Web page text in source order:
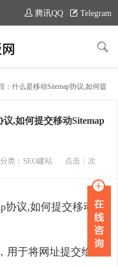
腾讯QQ Telegram
么是移动Sitemap协议,如何提交移动Sitemap协议
,如何提交移动Sitemap
类： SEO建站 点击： 次
协议,如何提交移动Sit
用于将网址提交给移